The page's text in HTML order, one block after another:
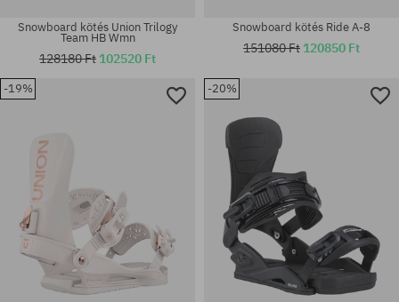
Snowboard kötés Union Trilogy
Team HB Wmn
128180 Ft 102520 Ft
Snowboard kötés Ride A-8
151080 Ft 120850 Ft
-19% -20%